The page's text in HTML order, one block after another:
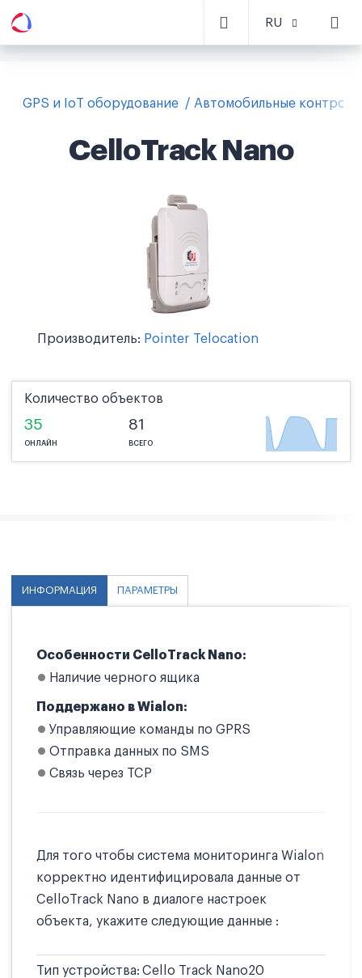
RU
GPS и IoT оборудование Автомобильные
CelloTrack Nano
Производитель: Pointer Telocation
Количество объектов
35
ОНЛАЙН
81
ВСЕГО
ИНФОРМАЦИЯ ПАРАМЕТРЫ
Особенности CelloTrack Nano:
Наличие черного ящика
Поддержано в Wialon:
Управляющие команды по GPRS
Отправка данных по SMS
Связь через TCP
Для того чтобы система мониторинга Wialon
корректно идентифицировала данные от
CelloTrack Nano в диалоге настроек
объекта, укажите следующие данные :
Тип устройства: Cello Track Nano20